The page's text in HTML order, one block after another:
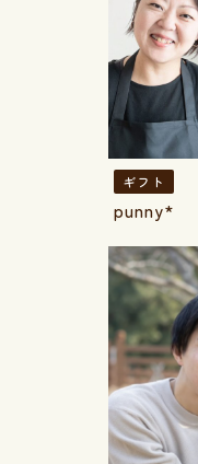
ギフト
punny*